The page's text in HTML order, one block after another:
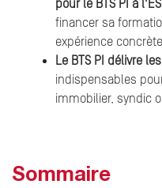
pour le BTS PI à
financer sa
expérience
Le BTS PI délivre
indispensables
immobilier, syndic
Sommaire